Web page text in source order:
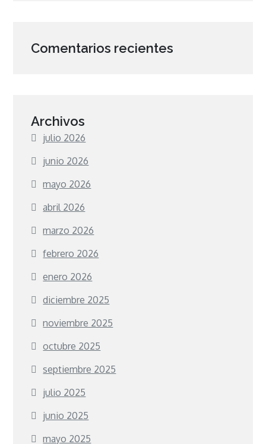
Comentarios recientes
Archivos
julio 2026
junio 2026
mayo 2026
abril 2026
marzo 2026
febrero 2026
enero 2026
diciembre 2025
noviembre 2025
octubre 2025
septiembre 2025
julio 2025
junio 2025
mayo 2025